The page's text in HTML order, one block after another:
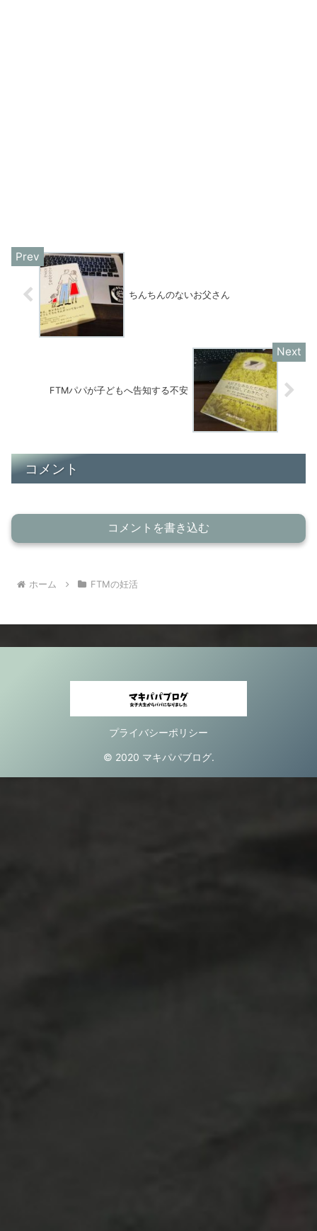
ちんちんのないお父さん
FTMパパが子どもへ告知する不安
コメント
コメントを書き込む
ホーム FTMの妊活
プライバシーポリシー
© 2020 マキパパブログ.